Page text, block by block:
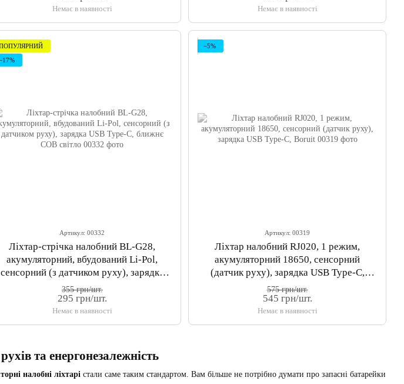
та енергонезалежність
налобні ліхтарі стали саме таким стандартом. Вам більше не потрібно думати про запасні батарейки
Немає в наявності Немає в наявності
Артикул: 00332
Ліхтар-стрічка налобний BL-G28,
акумуляторний, вбудований Li-Pol,
сенсорний (з датчиком руху), зарядка
USB Type-C, ближнє COB світло
355 грн/шт.
295 грн/шт.
Немає в наявності
−5%
Артикул: 00319
Ліхтар налобний RJ020, 1 режим,
акумуляторний 18650, сенсорний
(датчик руху), зарядка USB Type-C,
Boruit
575 грн/шт.
545 грн/шт.
Немає в наявності